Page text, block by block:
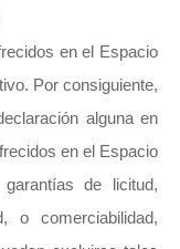
en el Espacio
Por consiguiente,
alguna en
en el Espacio
de licitud,
o comerciabilidad,